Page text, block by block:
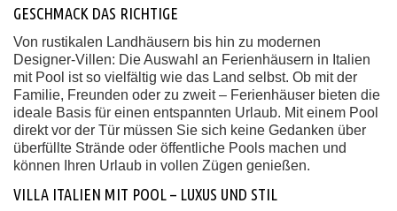
GESCHMACK DAS RICHTIGE
Von rustikalen Landhäusern bis hin zu modernen
Designer-Villen: Die Auswahl an Ferienhäusern in Italien
mit Pool ist so vielfältig wie das Land selbst. Ob mit der
Familie, Freunden oder zu zweit – Ferienhäuser bieten die
ideale Basis für einen entspannten Urlaub. Mit einem Pool
direkt vor der Tür müssen Sie sich keine Gedanken über
überfüllte Strände oder öffentliche Pools machen und
können Ihren Urlaub in vollen Zügen genießen.
VILLA ITALIEN MIT POOL – LUXUS UND STIL